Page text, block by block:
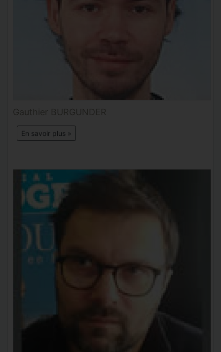
Gauthier BURGUNDER
En savoir plus »